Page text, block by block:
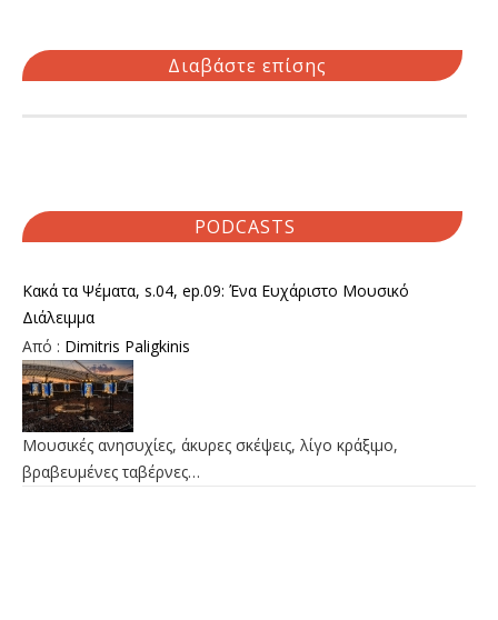
Διαβάστε επίσης
PODCASTS
Κακά τα Ψέματα, s.04, ep.09: Ένα Ευχάριστο Μουσικό
Διάλειμμα
Από : Dimitris Paligkinis
Μουσικές ανησυχίες, άκυρες σκέψεις, λίγο κράξιμο,
βραβευμένες ταβέρνες…